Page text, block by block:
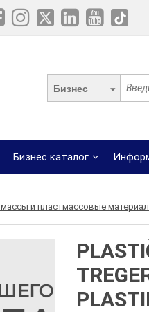
Бизнес
Бизнес каталог
и пластмассовые